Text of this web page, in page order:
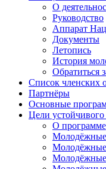
О
Руководство
Аппарат
Документы
Летопись
История
Обратиться
Список членских
Партнёры
Основные
Цели устойчивого
О программе